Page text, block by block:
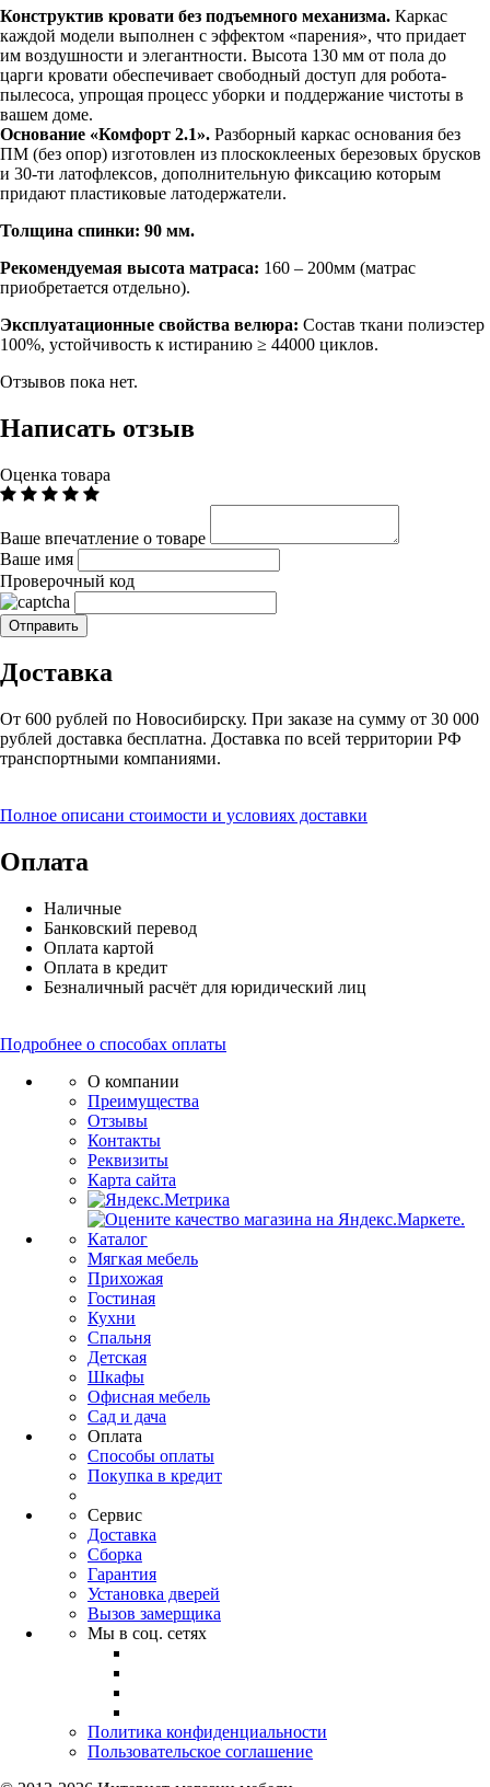
Конструктив кровати без подъемного механизма. Каркас
каждой модели выполнен с эффектом «парения», что придает
им воздушности и элегантности. Высота 130 мм от пола до
царги кровати обеспечивает свободный доступ для робота-
пылесоса, упрощая процесс уборки и поддержание чистоты в
вашем доме.
Основание «Комфорт 2.1». Разборный каркас основания без
ПМ (без опор) изготовлен из плоскоклееных березовых брусков
и 30-ти латофлексов, дополнительную фиксацию которым
придают пластиковые латодержатели.
Толщина спинки: 90 мм.
Рекомендуемая высота матраса: 160 – 200мм (матрас
приобретается отдельно).
Эксплуатационные свойства велюра: Состав ткани полиэстер
100%, устойчивость к истиранию ≥ 44000 циклов.
Отзывов пока нет.
Написать отзыв
Оценка товара
Ваше впечатление о товаре
Ваше имя
Проверочный код
Доставка
От 600 рублей по Новосибирску. При заказе на сумму от 30 000
рублей доставка бесплатна. Доставка по всей территории РФ
транспортными компаниями.
Полное описани стоимости и условиях доставки
Оплата
Наличные
Банковский перевод
Оплата картой
Оплата в кредит
Безналичный расчёт для юридический лиц
Подробнее о способах оплаты
О компании
Преимущества
Отзывы
Контакты
Реквизиты
Карта сайта
Каталог
Мягкая мебель
Прихожая
Гостиная
Кухни
Спальня
Детская
Шкафы
Офисная мебель
Сад и дача
Оплата
Способы оплаты
Покупка в кредит
Сервис
Доставка
Сборка
Гарантия
Установка дверей
Вызов замерщика
Мы в соц. сетях
Политика конфиденциальности
Пользовательское соглашение